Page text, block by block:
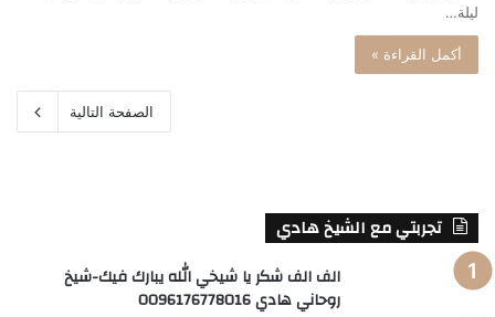
ليلة…
أكمل القراءة »
الصفحة التالية
تجربتي مع الشيخ هادي
الف الف شكر يا شيخي الله يبارك فيك-شيخ
روحاني هادي 0096176778016